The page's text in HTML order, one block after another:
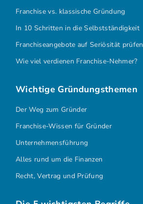
Franchise vs. klassische Gründung
In 10 Schritten in die Selbstständigkeit
Franchiseangebote auf Seriösität prüfen
Wie viel verdienen Franchise-Nehmer?
Wichtige Gründungsthemen
Der Weg zum Gründer
Franchise-Wissen für Gründer
Unternehmensführung
Alles rund um die Finanzen
Recht, Vertrag und Prüfung